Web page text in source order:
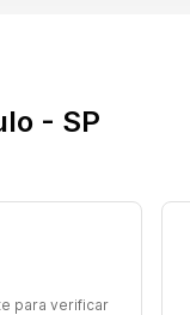
- SP
para verificar